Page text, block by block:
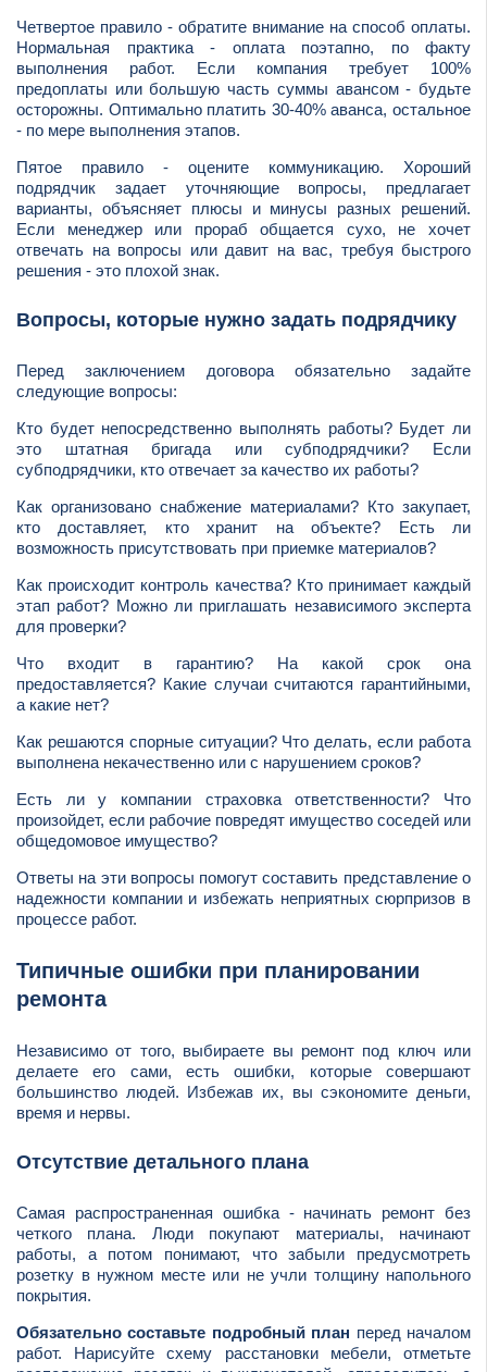
Четвертое правило - обратите внимание на способ оплаты.
Нормальная практика - оплата поэтапно, по факту
выполнения работ. Если компания требует 100%
предоплаты или большую часть суммы авансом - будьте
осторожны. Оптимально платить 30-40% аванса, остальное
- по мере выполнения этапов.
Пятое правило - оцените коммуникацию. Хороший
подрядчик задает уточняющие вопросы, предлагает
варианты, объясняет плюсы и минусы разных решений.
Если менеджер или прораб общается сухо, не хочет
отвечать на вопросы или давит на вас, требуя быстрого
решения - это плохой знак.
Вопросы, которые нужно задать подрядчику
Перед заключением договора обязательно задайте
следующие вопросы:
Кто будет непосредственно выполнять работы? Будет ли
это штатная бригада или субподрядчики? Если
субподрядчики, кто отвечает за качество их работы?
Как организовано снабжение материалами? Кто закупает,
кто доставляет, кто хранит на объекте? Есть ли
возможность присутствовать при приемке материалов?
Как происходит контроль качества? Кто принимает каждый
этап работ? Можно ли приглашать независимого эксперта
для проверки?
Что входит в гарантию? На какой срок она
предоставляется? Какие случаи считаются гарантийными,
а какие нет?
Как решаются спорные ситуации? Что делать, если работа
выполнена некачественно или с нарушением сроков?
Есть ли у компании страховка ответственности? Что
произойдет, если рабочие повредят имущество соседей или
общедомовое имущество?
Ответы на эти вопросы помогут составить представление о
надежности компании и избежать неприятных сюрпризов в
процессе работ.
Типичные ошибки при планировании
ремонта
Независимо от того, выбираете вы ремонт под ключ или
делаете его сами, есть ошибки, которые совершают
большинство людей. Избежав их, вы сэкономите деньги,
время и нервы.
Отсутствие детального плана
Самая распространенная ошибка - начинать ремонт без
четкого плана. Люди покупают материалы, начинают
работы, а потом понимают, что забыли предусмотреть
розетку в нужном месте или не учли толщину напольного
покрытия.
Обязательно составьте подробный план перед началом
работ. Нарисуйте схему расстановки мебели, отметьте